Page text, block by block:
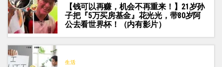
【钱可以再赚，机会不再重来！】21岁孙
子把『5万买房基金』花光光，带80岁阿
公去看世界杯！（内有影片）
生活